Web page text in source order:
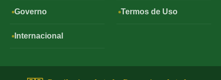
Governo
Internacional
Termos de Uso